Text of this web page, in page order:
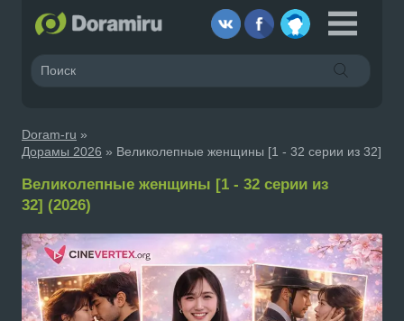
Doram-ru »
Дорамы 2026 » Великолепные женщины [1 - 32 серии из 32]
Великолепные женщины [1 - 32 серии из
32] (2026)